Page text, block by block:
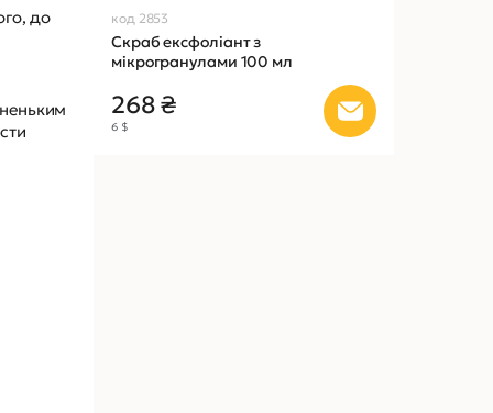
до
код 2853
Скраб ексфоліант з
мікрогранулами 100 мл
268 ₴
6 $